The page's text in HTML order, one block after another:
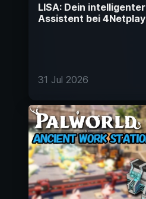
LISA: Dein
Assistent bei
31 Jul 2026